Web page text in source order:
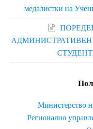
медалистки на
АДМИНИСТРАТИВЕН
Министерство
Регионално